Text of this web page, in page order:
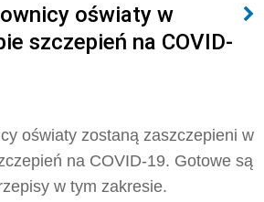
oświaty w
szczepień na COVID-
oświaty zostaną zaszczepieni w
na COVID-19. Gotowe są
w tym zakresie.